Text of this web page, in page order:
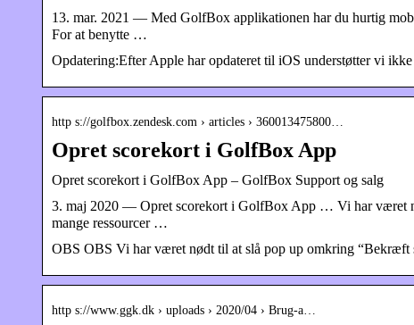
13. mar. 2021 — Med GolfBox applikationen har du hurtig
For at benytte …
Opdatering:Efter Apple har opdateret til iOS understøtter vi
http s://golfbox.zendesk.com › articles › 360013475800…
Opret scorekort i GolfBox App
Opret scorekort i GolfBox App – GolfBox Support og salg
3. maj 2020 — Opret scorekort i GolfBox App … Vi har været
mange ressourcer …
OBS OBS Vi har været nødt til at slå pop up omkring “Bekræft
http s://www.ggk.dk › uploads › 2020/04 › Brug-a…